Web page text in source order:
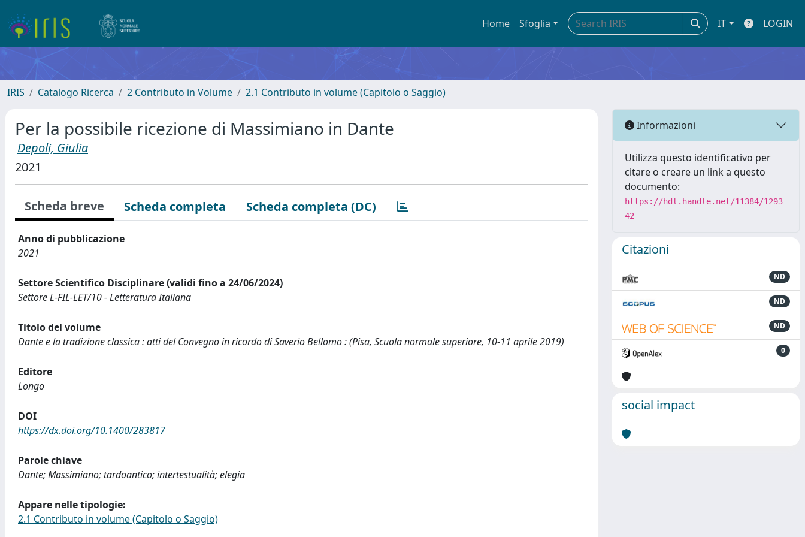
Home Sfoglia IT LOGIN
IRIS Catalogo Ricerca 2 Contributo in Volume 2.1 Contributo in volume (Capitolo o Saggio)
Per la possibile ricezione di Massimiano in Dante
Depoli, Giulia
2021
Scheda breve Scheda completa Scheda completa (DC)
Anno di pubblicazione
2021
Settore Scientifico Disciplinare (validi fino a 24/06/2024)
Settore L-FIL-LET/10 - Letteratura Italiana
Titolo del volume
Dante e la tradizione classica : atti del Convegno in ricordo di Saverio Bellomo : (Pisa, Scuola normale superiore, 10-11 aprile 2019)
Editore
Longo
DOI
https://dx.doi.org/10.1400/283817
Parole chiave
Dante; Massimiano; tardoantico; intertestualità; elegia
Appare nelle tipologie:
2.1 Contributo in volume (Capitolo o Saggio)
Informazioni
Utilizza questo identificativo per
citare o creare un link a questo
documento:
https://hdl.handle.net/11384/1293
42
Citazioni
ND
ND
ND
0
social impact